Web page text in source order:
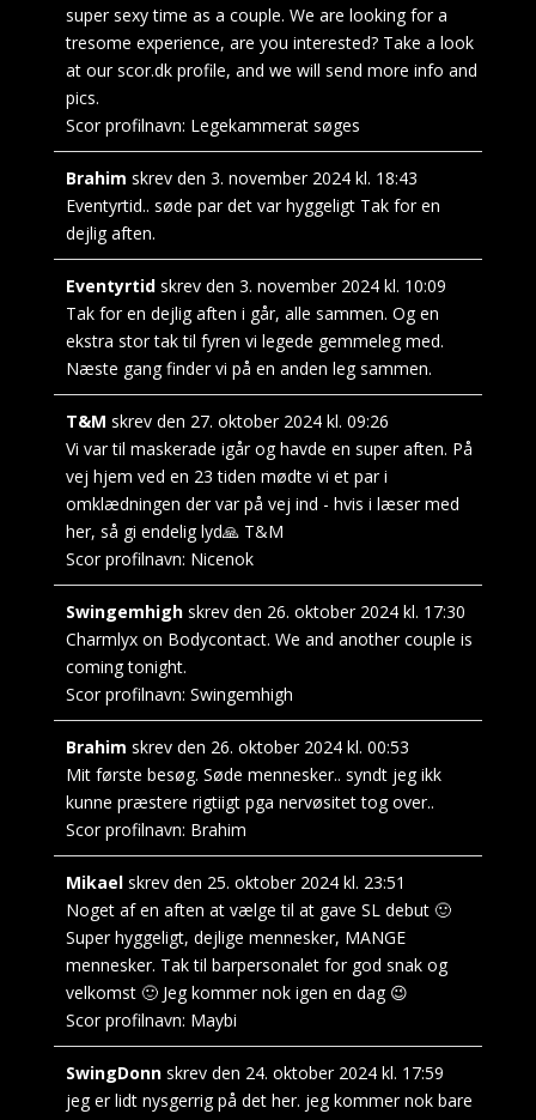
super sexy time as a couple. We are looking for a
tresome experience, are you interested? Take a look
at our scor.dk profile, and we will send more info and
pics.
Scor profilnavn: Legekammerat søges
Brahim skrev den 3. november 2024 kl. 18:43
Eventyrtid.. søde par det var hyggeligt Tak for en
dejlig aften.
Eventyrtid skrev den 3. november 2024 kl. 10:09
Tak for en dejlig aften i går, alle sammen. Og en
ekstra stor tak til fyren vi legede gemmeleg med.
Næste gang finder vi på en anden leg sammen.
T&M skrev den 27. oktober 2024 kl. 09:26
Vi var til maskerade igår og havde en super aften. På
vej hjem ved en 23 tiden mødte vi et par i
omklædningen der var på vej ind - hvis i læser med
her, så gi endelig lyd🙏 T&M
Scor profilnavn: Nicenok
Swingemhigh skrev den 26. oktober 2024 kl. 17:30
Charmlyx on Bodycontact. We and another couple is
coming tonight.
Scor profilnavn: Swingemhigh
Brahim skrev den 26. oktober 2024 kl. 00:53
Mit første besøg. Søde mennesker.. syndt jeg ikk
kunne præstere rigtiigt pga nervøsitet tog over..
Scor profilnavn: Brahim
Mikael skrev den 25. oktober 2024 kl. 23:51
Noget af en aften at vælge til at gave SL debut 🙂
Super hyggeligt, dejlige mennesker, MANGE
mennesker. Tak til barpersonalet for god snak og
velkomst 🙂 Jeg kommer nok igen en dag 😉
Scor profilnavn: Maybi
SwingDonn skrev den 24. oktober 2024 kl. 17:59
jeg er lidt nysgerrig på det her. jeg kommer nok bare